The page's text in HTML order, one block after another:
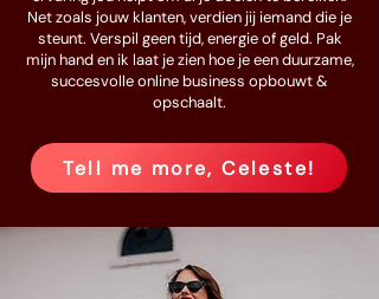
Net zoals jouw klanten, verdien jij iemand die je
steunt. Verspil geen tijd, energie of geld. Pak
mijn hand en ik laat je zien hoe je een duurzame,
succesvolle online business opbouwt &
opschaalt.
Tell me more, Celeste!